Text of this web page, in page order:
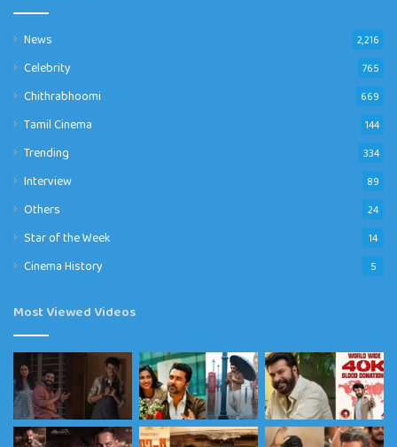
News 2,216
Celebrity 765
Chithrabhoomi 669
Tamil Cinema 144
Trending 334
Interview 89
Others 24
Star of the Week 14
Cinema History 5
Most Viewed Videos